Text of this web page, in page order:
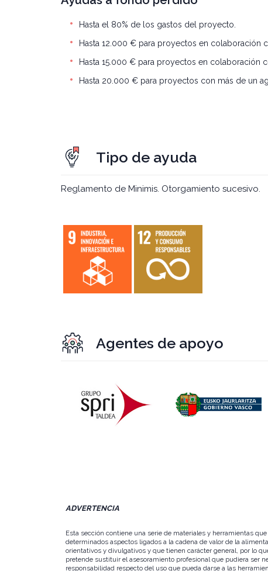
Hasta el 80% de los gastos del proyecto.
Hasta 12.000 € para proyectos en colaboración
Hasta 15.000 € para proyectos en colaboración
Hasta 20.000 € para proyectos con más de un
Tipo de ayuda
Reglamento de Minimis. Otorgamiento sucesivo.
Agentes de apoyo
ADVERTENCIA
Esta sección contiene una serie de materiales y herramientas
determinados aspectos ligados a la cadena de valor de la
orientativos y divulgativos y que tienen carácter general, por lo
pretende sustituir el asesoramiento profesional que pudiera ser
responsabilidad respecto del uso que pueda darse a las